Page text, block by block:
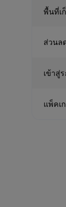
พื้นที่เ
ส่วนล
เข้าสู่
แพ็คเ